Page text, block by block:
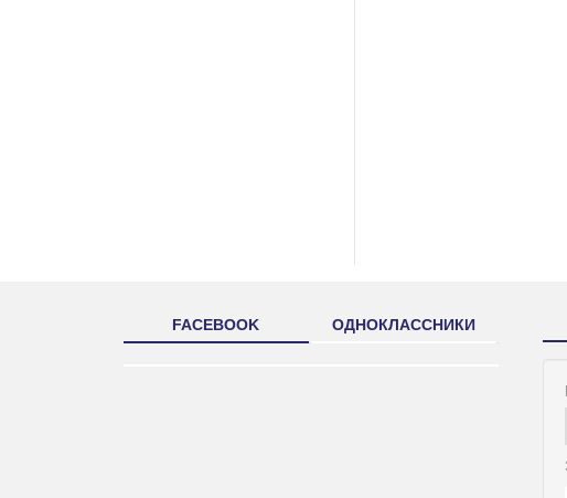
FACEBOOK ОДНОКЛАССНИКИ